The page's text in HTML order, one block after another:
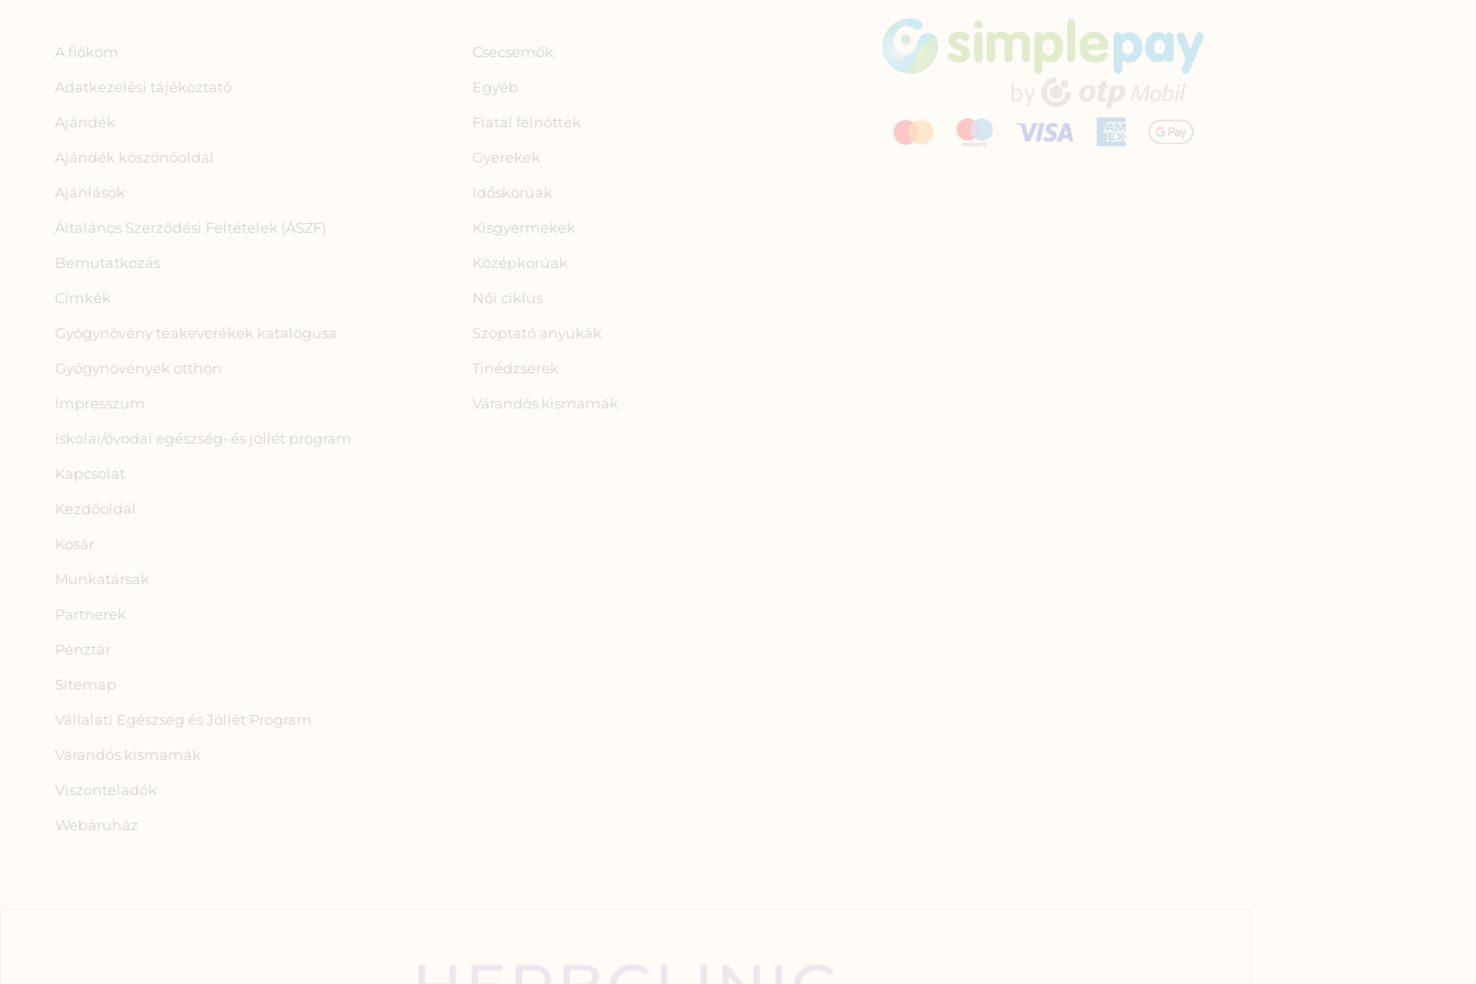
A fiókom
Adatkezelési tájékoztató
Ajándék
Ajándék köszönőoldal
Ajánlások
Általános Szerződési Feltételek (ÁSZF)
Bemutatkozás
Címkék
Gyógynövény teakeverékek katalógusa
Gyógynövények otthon
Impresszum
Iskolai/óvodai egészség‑ és jóllét program
Kapcsolat
Kezdőoldal
Kosár
Munkatársak
Partnerek
Pénztár
Sitemap
Vállalati Egészség és Jóllét Program
Várandós kismamák
Viszonteladók
Webáruház
Csecsemők
Egyéb
Fiatal felnőttek
Gyerekek
Időskorúak
Kisgyermekek
Középkorúak
Női ciklus
Szoptató anyukák
Tinédzserek
Várandós kismamák